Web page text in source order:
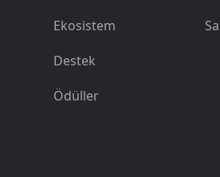
Ekosistem
Destek
Ödüller